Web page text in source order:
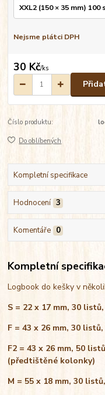
Nejsme plátci DPH
30 Kč/ks
Číslo produktu:
Do oblíbených
Kompletní specifikace
Hodnocení 3
Komentáře 0
Kompletní
Logbook do kešky v
S = 22 x 17 mm, 30
F = 43 x 26 mm, 30
F2 = 43 x 26 mm, 50
(předtištěné kolonky)
M = 55 x 18 mm, 30